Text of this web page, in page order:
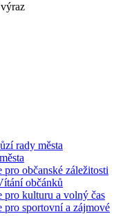
rady města
pro občanské záležitosti
občánků
pro kulturu a volný čas
pro sportovní a zájmové